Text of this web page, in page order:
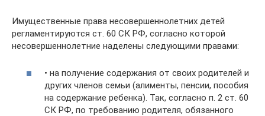
Имущественные права несовершеннолетних детей
регламентируются ст. 60 СК РФ, согласно которой
несовершеннолетние наделены следующими правами:
• на получение содержания от своих родителей и
других членов семьи (алименты, пенсии, пособия
на содержание ребенка). Так, согласно п. 2 ст. 60
СК РФ, по требованию родителя, обязанного